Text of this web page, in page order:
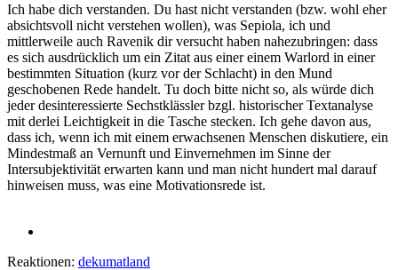
Ich habe dich verstanden. Du hast nicht verstanden (bzw. wohl eher
absichtsvoll nicht verstehen wollen), was Sepiola, ich und
mittlerweile auch Ravenik dir versucht haben nahezubringen: dass
es sich ausdrücklich um ein Zitat aus einer einem Warlord in einer
bestimmten Situation (kurz vor der Schlacht) in den Mund
geschobenen Rede handelt. Tu doch bitte nicht so, als würde dich
jeder desinteressierte Sechstklässler bzgl. historischer Textanalyse
mit derlei Leichtigkeit in die Tasche stecken. Ich gehe davon aus,
dass ich, wenn ich mit einem erwachsenen Menschen diskutiere, ein
Mindestmaß an Vernunft und Einvernehmen im Sinne der
Intersubjektivität erwarten kann und man nicht hundert mal darauf
hinweisen muss, was eine Motivationsrede ist.
Reaktionen: dekumatland